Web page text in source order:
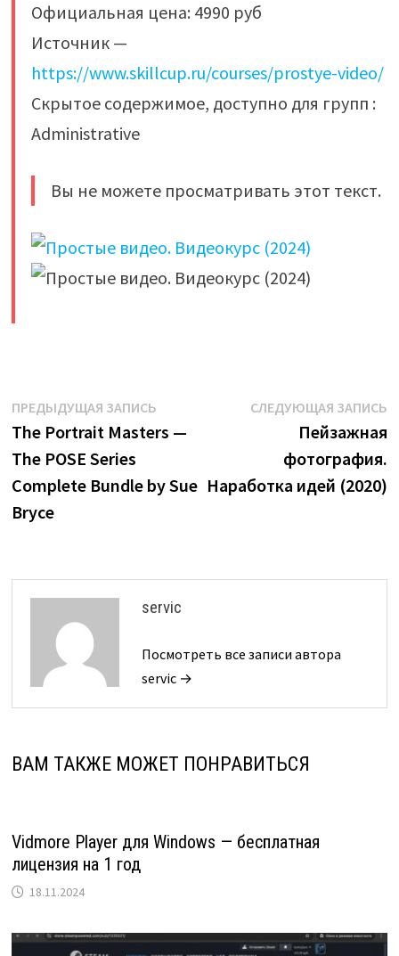
Официальная цена: 4990 руб
Источник —
https://www.skillcup.ru/courses/prostye-video/
Скрытое содержимое, доступно для групп :
Administrative
Вы не можете просматривать этот текст.
Навигация
по
записям
ПРЕДЫДУЩАЯ ЗАПИСЬПредыдущая
запись:
The Portrait Masters —
The POSE Series
Complete Bundle by Sue
Bryce
СЛЕДУЮЩАЯ ЗАПИСЬ
Пейзажная
фотография.
Наработка идей (2020)
servic
Посмотреть все записи автора
servic →
ВАМ ТАКЖЕ МОЖЕТ ПОНРАВИТЬСЯ
Vidmore Player для Windows — бесплатная
лицензия на 1 год
18.11.2024